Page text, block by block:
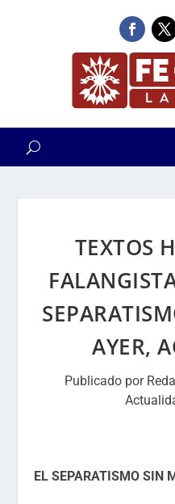
TEXTOS
AYER,
Publicado por
EL SEPARATISMO SIN